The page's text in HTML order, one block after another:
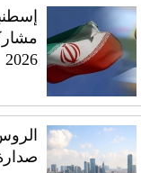
2026